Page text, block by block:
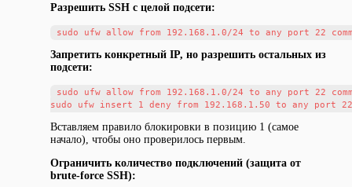
Разрешить SSH с целой подсети:
Запретить конкретный IP, но разрешить остальных из
подсети:
sudo ufw allow from 192.168.1.0/24 to any port 22
Вставляем правило блокировки в позицию 1 (самое
начало), чтобы оно проверилось первым.
Ограничить количество подключений (защита от
brute-force SSH):